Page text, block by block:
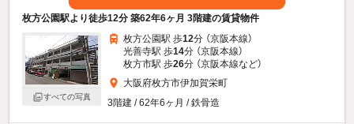
枚方公園駅より徒歩12分 築62年6ヶ月 3階建の賃貸物件
すべての写真
枚方公園駅 歩12分 （京阪本線）
光善寺駅 歩14分 （京阪本線）
枚方市駅 歩26分 （京阪本線など）
大阪府枚方市伊加賀栄町
3階建 / 62年6ヶ月 / 鉄骨造